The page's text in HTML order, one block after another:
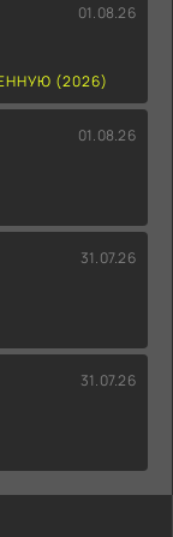
01.08.26
(2026)
01.08.26
31.07.26
31.07.26